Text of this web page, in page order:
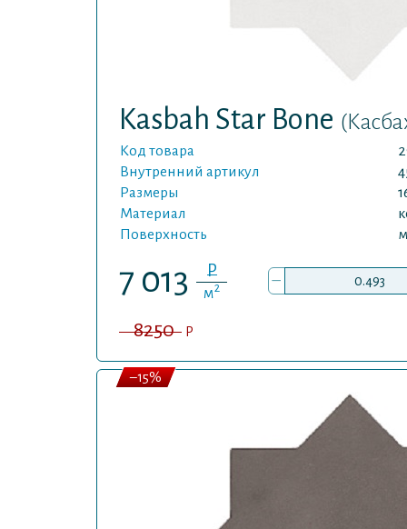
Kasbah Star Bone
Код товара
Внутренний артикул
Размеры
Материал
Поверхность
7 013 P
м2 –
8250 P
–15%